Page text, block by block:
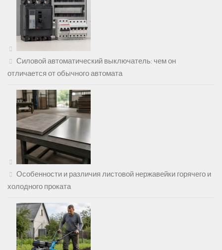
Силовой автоматический выключатель: чем он
отличается от обычного автомата
Особенности и различия листовой нержавейки горячего и
холодного проката